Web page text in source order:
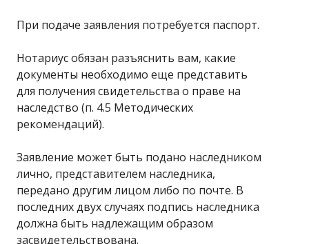
При подаче заявления потребуется паспорт.
Нотариус обязан разъяснить вам, какие
документы необходимо еще представить
для получения свидетельства о праве на
наследство (п. 4.5 Методических
рекомендаций).
Заявление может быть подано наследником
лично, представителем наследника,
передано другим лицом либо по почте. В
последних двух случаях подпись наследника
должна быть надлежащим образом
засвидетельствована.